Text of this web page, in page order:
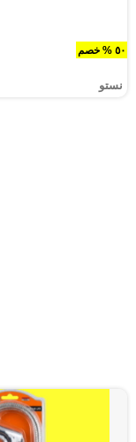
٥٠ % خصم
نستو